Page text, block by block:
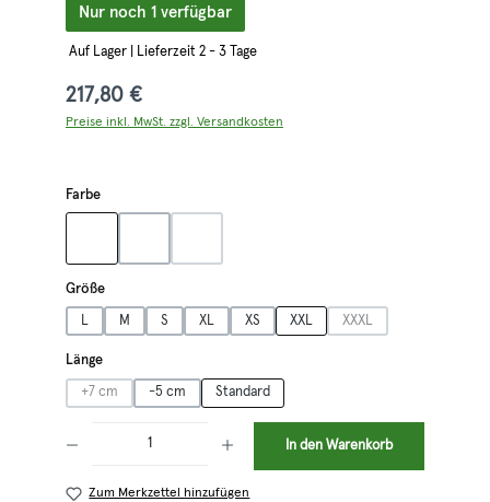
Nur noch 1 verfügbar
Auf Lager | Lieferzeit 2 - 3 Tage
217,80 €
Preise inkl. MwSt. zzgl. Versandkosten
Farbeauswählen
Größeauswählen
L M S XL XS XXL XXXL
Längeauswählen
+7 cm -5 cm Standard
In den Warenkorb
Zum Merkzettel hinzufügen